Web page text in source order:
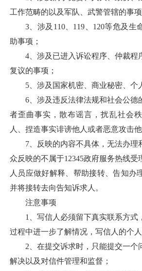
工作范畴的以及军队、武警管辖的事项
3、涉及110、119、120等危及生
助事项；
4、涉及已进入诉讼程序、仲裁程
复议的事项；
5、涉及国家机密、商业秘密、个
6、涉及违反法律法规和社会公德
者歪曲事实，散布谣言，扰乱社会
人、捏造事实诽谤他人或者恶意攻击他
7、反映的内容不具体，无法办理
众反映的不属于12345政府服务热线受
人员应做好解释、帮助接转、告知办
并将接转去向告知诉求人。
注意事项
1、写信人必须留下真实联系方式
过程中进一步了解情况，写信人的个
2、在提交诉求时，只能提交一个
解决以及对信件管理和监督；